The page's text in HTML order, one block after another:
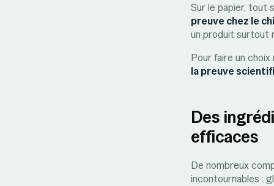
Sur le papier, tout
preuve chez le
un produit surtout
Pour faire un
la preuve
Des
efficaces
De nombreux
incontournables :